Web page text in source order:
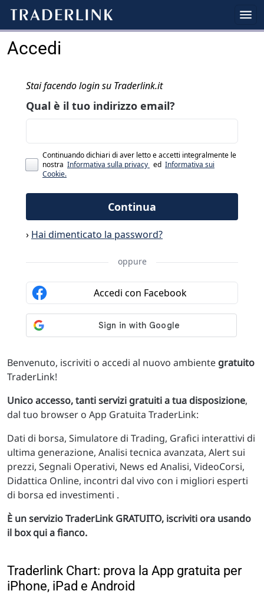
Accedi
Benvenuto, iscriviti o accedi al nuovo ambiente gratuito
TraderLink!
Unico accesso, tanti servizi gratuiti a tua disposizione,
dal tuo browser o App Gratuita TraderLink:
Dati di borsa, Simulatore di Trading, Grafici interattivi di
ultima generazione, Analisi tecnica avanzata, Alert sui
prezzi, Segnali Operativi, News ed Analisi, VideoCorsi,
Didattica Online, incontri dal vivo con i migliori esperti
di borsa ed investimenti .
È un servizio TraderLink GRATUITO, iscriviti ora usando
il box qui a fianco.
Traderlink Chart: prova la App gratuita per
iPhone, iPad e Android